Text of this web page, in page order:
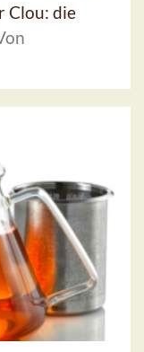
Clou: die